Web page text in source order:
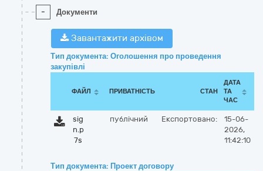
- Документи
Завантажити архівом
Тип документа: Оголошення про проведення
закупівлі
ФАЙЛ ПРИВАТНІСТЬ СТАН
ДАТА
ТА
ЧАС
sig
n.p
7s
публічний Експортовано:
15-06-
2026,
11:42:10
Тип документа: Проект договору